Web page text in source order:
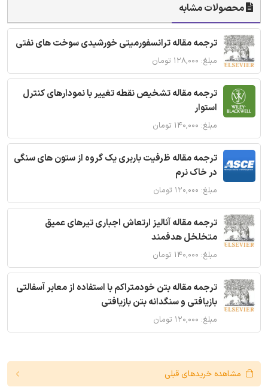
محصولات مشابه
ترجمه مقاله ترانسفورمیتی خورشیدی سوخت های نفتی
مبلغ: ۱۲۸,۰۰۰ تومان
ترجمه مقاله تشخیص نقطه تغییر با نمودارهای کنترل
استوار
مبلغ: ۱۴۰,۰۰۰ تومان
ترجمه مقاله ظرفیت باربری یک گروه از ستون های سنگی
در خاک نرم
مبلغ: ۱۲۰,۰۰۰ تومان
ترجمه مقاله آنالیز ارتعاش اجباری تیرهای عمیق
متخلخل هدفمند
مبلغ: ۱۴۰,۰۰۰ تومان
ترجمه مقاله بتن خودمتراکم با استفاده از معابر آسفالتی
بازیافتی و سنگدانه بتن بازیافتی
مبلغ: ۱۲۰,۰۰۰ تومان
مشاهده خریدهای قبلی